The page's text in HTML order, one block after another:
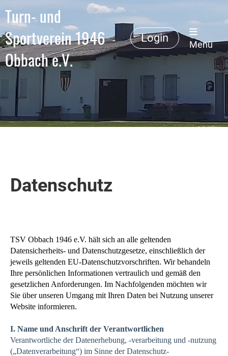
Turn- und
Sportverein 1946
Obbach e.V.
Login
Menü
Datenschutz
TSV Obbach 1946 e.V. hält sich an alle geltenden
Datensicherheits- und Datenschutzgesetze, einschließlich der
jeweils geltenden EU-Datenschutzvorschriften. Wir behandeln
Ihre persönlichen Informationen vertraulich und gemäß den
gesetzlichen Anforderungen. Im Nachfolgenden möchten wir
Sie über unseren Umgang mit Ihren Daten bei Nutzung unserer
Website informieren.
I. Name und Anschrift der Verantwortlichen
Verantwortliche der Datenerhebung, -verarbeitung und -nutzung
(„Datenverarbeitung“) im Sinne der Datenschutz-